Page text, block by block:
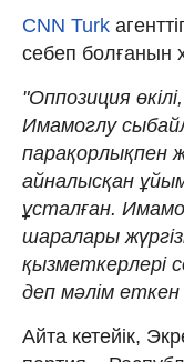
CNN Turk
себеп болғанын
"Оппозиция
Имамоглу
парақорлықпен
айналысқан
ұсталған.
шаралары
қызметкерлері
деп мәлім
Айта кетейік,